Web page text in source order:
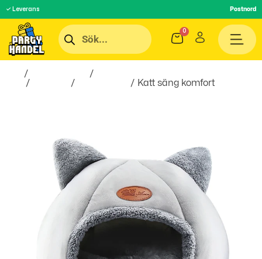
✓ Leverans Postnord
/ /
/ / / Katt säng komfort